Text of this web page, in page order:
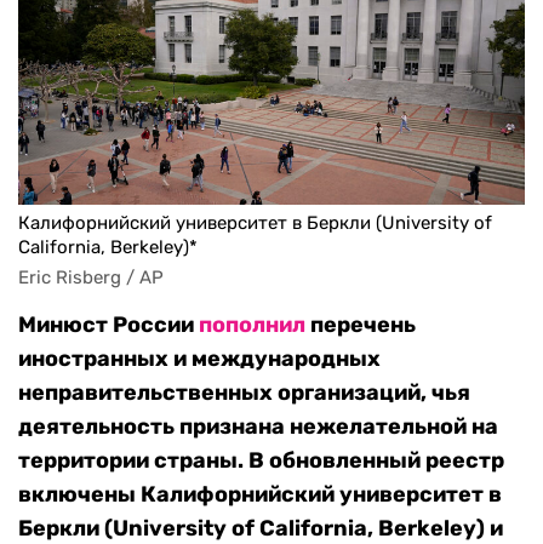
Калифорнийский университет в Беркли (University of
California, Berkeley)*
Eric Risberg / AP
Минюст России пополнил перечень
иностранных и международных
неправительственных организаций, чья
деятельность признана нежелательной на
территории страны. В обновленный реестр
включены Калифорнийский университет в
Беркли (University of California, Berkeley) и